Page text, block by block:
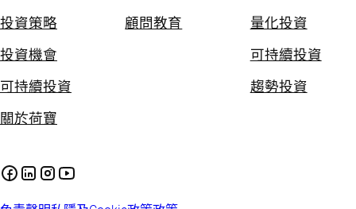
投資策略
投資機會
可持續投資
關於荷寶
顧問教育
量化投資
可持續投資
趨勢投資